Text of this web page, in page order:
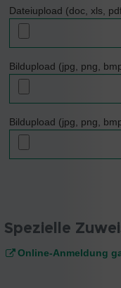
Dateiupload (doc, xls,
Bildupload (jpg, png,
Bildupload (jpg, png,
Spezielle
Online-Anmeldung